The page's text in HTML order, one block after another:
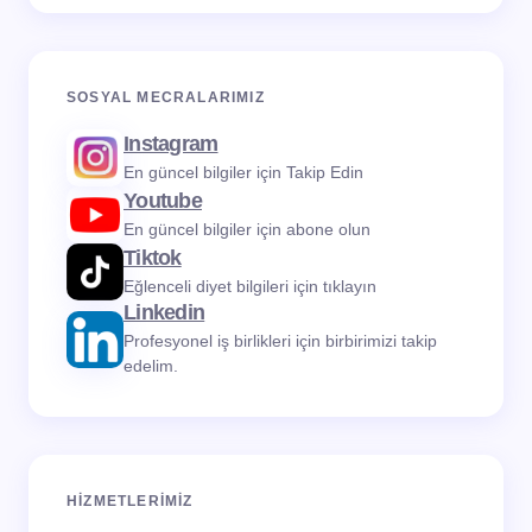
SOSYAL MECRALARIMIZ
Instagram
En güncel bilgiler için Takip Edin
Youtube
En güncel bilgiler için abone olun
Tiktok
Eğlenceli diyet bilgileri için tıklayın
Linkedin
Profesyonel iş birlikleri için birbirimizi takip
edelim.
HIZMETLERIMIZ